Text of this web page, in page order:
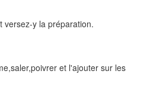
versez-y la préparation.
et l'ajouter sur les